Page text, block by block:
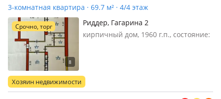
3-комнатная квартира · 69.7 м² · 4/4 этаж
Срочно, торг
Риддер, Гагарина 2
кирпичный дом, 1960 г.п., состояние:
ухоженная трёхкомнатная квартира в
городе Риддер, с высокими
Хозяин недвижимости